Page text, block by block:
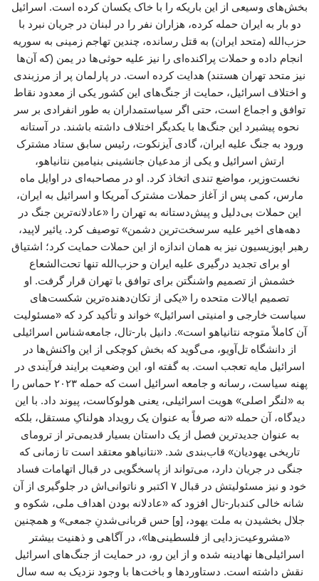
بخش‌های وسیعی از این باریکه را با خاک یکسان کرده است. اسرائیل
دو بار به ایران حمله کرده، هزاران نفر را در لبنان در جریان نبرد با
حزب‌الله (متحد ایران) به قتل رسانده، چندین تهاجم زمینی به سوریه
انجام داده و حملات پراکنده‌ای را نیز علیه حوثی‌ها در یمن (که آن‌ها
نیز متحد تهران هستند) هدایت کرده است. در پارلمان پر از مرزبندی
و اختلاف اسرائیل، حمایت از جنگ‌های این کشور یکی از معدود نقاط
توافق و اجماع است، حتی اگر سیاستمداران به طور انفرادی بر سر
نحوه پیشبرد این جنگ‌ها با یکدیگر اختلاف داشته باشند. در آستانه
ورود به جنگ علیه ایران، گادی آیزنکوت، رئیس سابق ستاد مشترک
ارتش اسرائیل و یکی از مدعیان جانشینی بنیامین نتانیاهو،
نخست‌وزیر، مواضع تندی اتخاذ کرد. او در مصاحبه‌ای در اوایل ماه
مارس، کمی پس از آغاز حملات مشترک آمریکا و اسرائیل به ایران،
این حملات بی‌دلیل و پیش‌دستانه به تهران را «عادلانه‌ترین جنگ در
دهه‌های اخیر علیه سرسخت‌ترین دشمن» توصیف کرد. یائیر لاپید،
رهبر اپوزیسیون نیز به همان اندازه از این حملات حمایت کرد؛ اشتیاق
او برای تجدید درگیری علیه ایران و حزب‌الله تنها تحت‌الشعاع
خشمش از تصمیم واشنگتن برای توافق با تهران قرار گرفت. او
تصمیم ایالات متحده را «یکی از تکان‌دهنده‌ترین شکست‌های
سیاست خارجی و امنیتی اسرائیل» خواند و تأکید کرد که «مسئولیت
آن کاملاً متوجه نتانیاهو است». دانیل بار-تال، جامعه‌شناس اسرائیلی
از دانشگاه تل‌آویو، می‌گوید که بخش کوچکی از این واکنش‌ها در
اسرائیل مایه تعجب است. به گفته او، این وضعیت برایند فرآیندی در
پهنه سیاست، رسانه و جامعه اسرائیل است که حمله ۲۰۲۳ حماس را
به «لنگر اصلی» هویت اسرائیلی، یعنی هولوکاست، پیوند داد. با این
دیدگاه، آن حمله «نه صرفاً به عنوان یک رویداد هولناکِ مستقل، بلکه
به عنوان جدیدترین فصل از یک داستان بسیار قدیمی‌تر از ترومای
تاریخی یهودیان» قاب‌بندی شد. «نتانیاهو معتقد است تا زمانی که
جنگی در جریان دارد، می‌تواند از پاسخگویی در قبال اتهامات فساد
خود و نیز مسئولیتش در قبال ۷ اکتبر و ناتوانی‌اش در جلوگیری از آن
شانه خالی کندبار-تال افزود که «عادلانه بودن اهداف ملی، شکوه و
جلال بخشیدن به ملت یهود، [و] حس قربانی‌شدنِ جمعی» و همچنین
«مشروعیت‌زدایی از فلسطینی‌ها»، در آگاهی و ذهنیت بیشتر
اسرائیلی‌ها نهادینه شده و از این رو، در حمایت از جنگ‌های اسرائیل
نقش داشته است. دستاوردها و باخت‌ها با وجود نزدیک به سه سال